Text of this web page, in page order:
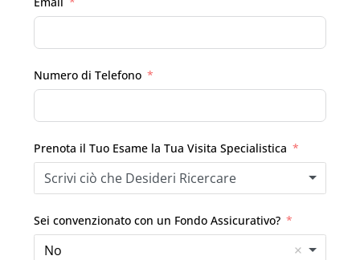
Numero di Telefono
Prenota il Tuo Esame la Tua Visita Specialistica
Scrivi ciò che Desideri Ricercare
Sei convenzionato con un Fondo Assicurativo?
No